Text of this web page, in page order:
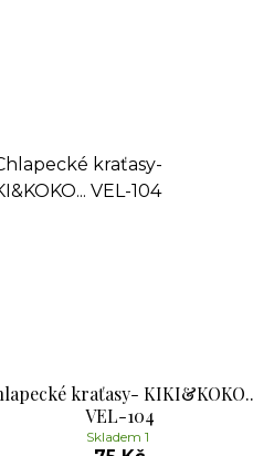
kraťasy-
VEL-104
Skladem 1